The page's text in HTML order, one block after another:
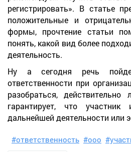
регистрировать». В статье
положительные и
формы, прочтение статьи
понять, какой вид более
деятельность.
Ну а сегодня речь
ответственности при
разобраться,
гарантирует, что
дальнейшей деятельности или
#ответственность #ооо